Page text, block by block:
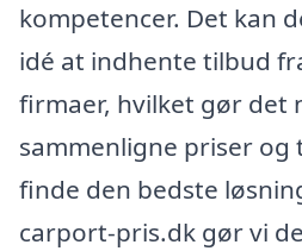
kompetencer. Det kan
idé at indhente tilbud
firmaer, hvilket gør det
sammenligne priser
finde den bedste
carport-pris.dk gør vi